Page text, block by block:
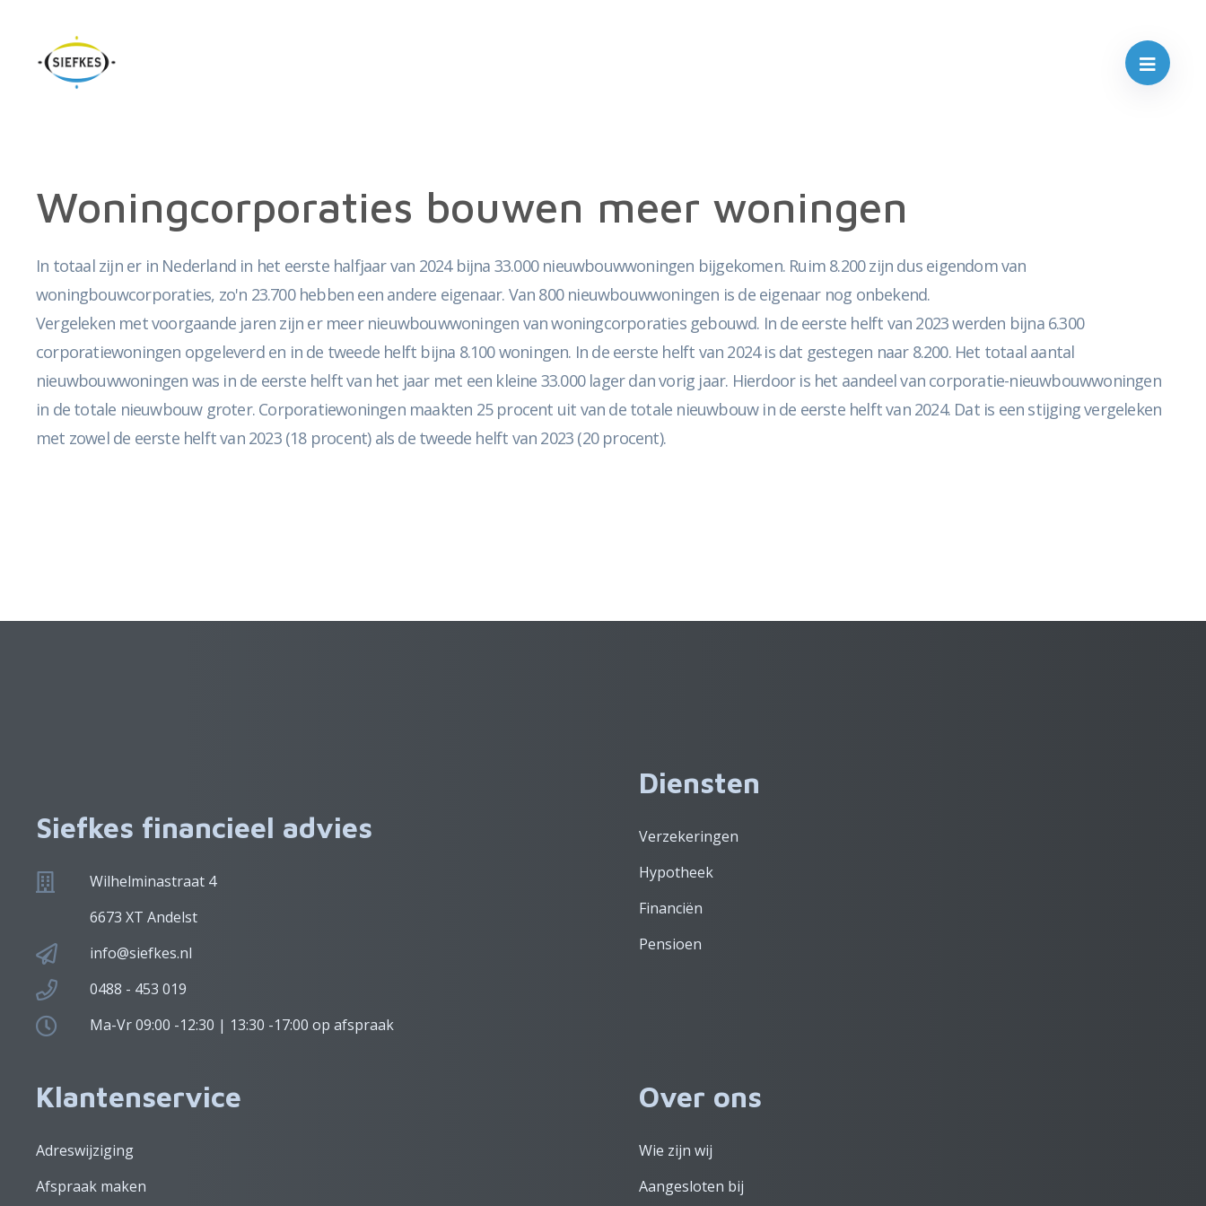
Woningcorporaties bouwen meer woningen
In totaal zijn er in Nederland in het eerste halfjaar van 2024 bijna 33.000 nieuwbouwwoningen bijgekomen. Ruim 8.200 zijn dus eigendom van
woningbouwcorporaties, zo'n 23.700 hebben een andere eigenaar. Van 800 nieuwbouwwoningen is de eigenaar nog onbekend.
Vergeleken met voorgaande jaren zijn er meer nieuwbouwwoningen van woningcorporaties gebouwd. In de eerste helft van 2023 werden bijna 6.300
corporatiewoningen opgeleverd en in de tweede helft bijna 8.100 woningen. In de eerste helft van 2024 is dat gestegen naar 8.200. Het totaal aantal
nieuwbouwwoningen was in de eerste helft van het jaar met een kleine 33.000 lager dan vorig jaar. Hierdoor is het aandeel van corporatie-nieuwbouwwoningen
in de totale nieuwbouw groter. Corporatiewoningen maakten 25 procent uit van de totale nieuwbouw in de eerste helft van 2024. Dat is een stijging vergeleken
met zowel de eerste helft van 2023 (18 procent) als de tweede helft van 2023 (20 procent).
Siefkes financieel advies
Wilhelminastraat 4
6673 XT Andelst
info@siefkes.nl
0488 - 453 019
Ma-Vr 09:00 -12:30 | 13:30 -17:00 op afspraak
Diensten
Verzekeringen
Hypotheek
Financiën
Pensioen
Klantenservice
Adreswijziging
Afspraak maken
Over ons
Wie zijn wij
Aangesloten bij